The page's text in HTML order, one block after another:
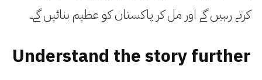
کرتے رہیں گے اور مل کر پاکستان کو عظیم بنائیں گے۔
Understand the story further